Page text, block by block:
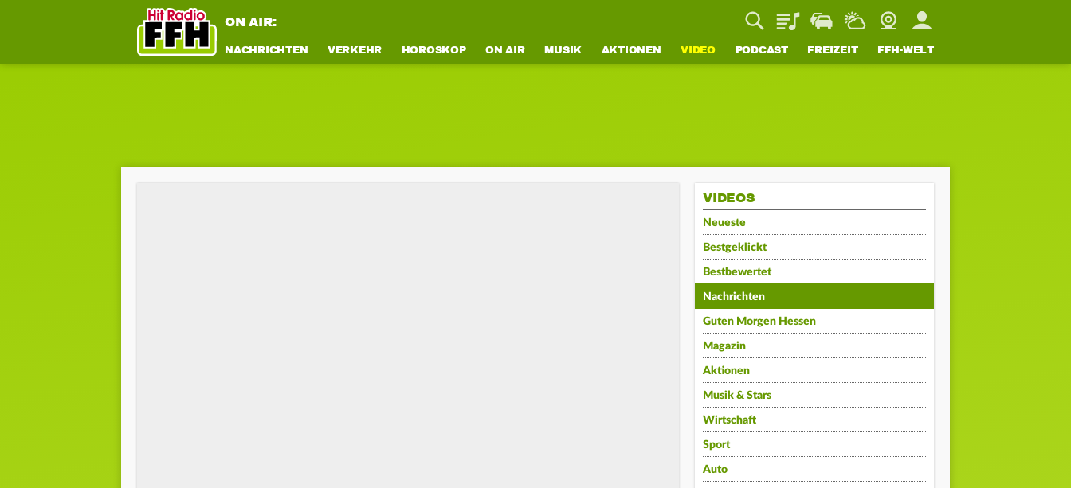
ON AIR: PlaylistStaupilotWetterWebcamMein FFH
NACHRICHTEN VERKEHR HOROSKOP ON AIR MUSIK AKTIONEN VIDEO PODCAST FREIZEIT FFH-WELT
VIDEOS
Neueste
Bestgeklickt
Bestbewertet
Nachrichten
Guten Morgen Hessen
Magazin
Aktionen
Musik & Stars
Wirtschaft
Sport
Auto